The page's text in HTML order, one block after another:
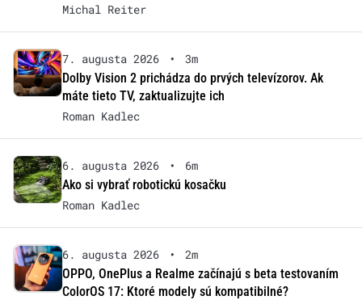
Michal Reiter
7. augusta 2026 •
3m
Dolby Vision 2 prichádza do prvých televízorov. Ak
máte tieto TV, zaktualizujte ich
Roman Kadlec
6. augusta 2026 •
6m
Ako si vybrať robotickú kosačku
Roman Kadlec
6. augusta 2026 •
2m
OPPO, OnePlus a Realme začínajú s beta testovaním
ColorOS 17: Ktoré modely sú kompatibilné?